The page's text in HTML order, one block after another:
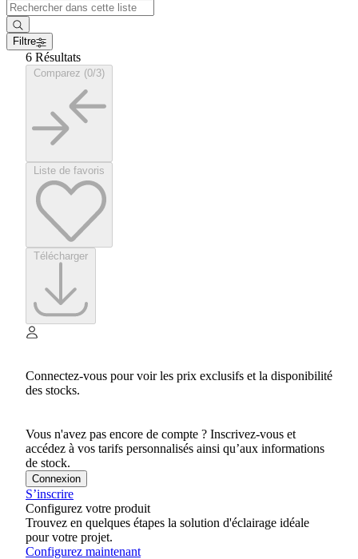
Filtre
6 Résultats
Connectez-vous pour voir les prix exclusifs et la disponibilité
des stocks.
Vous n'avez pas encore de compte ? Inscrivez-vous et
accédez à vos tarifs personnalisés ainsi qu’aux informations
de stock.
Connexion
S’inscrire
Configurez votre produit
Trouvez en quelques étapes la solution d'éclairage idéale
pour votre projet.
Configurez maintenant